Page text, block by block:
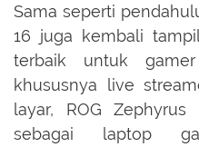
Sama seperti
16 juga kembali
terbaik untuk
khususnya live
layar, ROG
sebagai laptop